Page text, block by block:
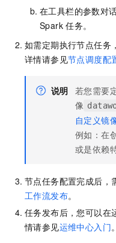
在工具栏的参数对
Spark 任务。
如需定期执行节点任务
详情请参见节点调度配
说明 若您需要
像
自定义镜
例如：在
或是依赖
节点任务配置完成后，
工作流发布。
任务发布后，您可以在
情请参见运维中心入门。